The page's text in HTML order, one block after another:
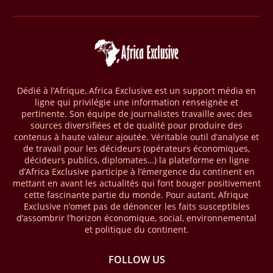
vise à améliorer la gestion forestière, renforcer les chaînes de valeur
(RCA) et en République du Congo. Près de 8 millions d’hectares
seront placés sous gestion durable.
Selon le rapport publié par l’Association mondiale des opérateurs de
téléphonie mobile (GSMA), près de 1432 milliards USD ont transité
par les comptes de mobile money en Afrique au cours de l'année
2025, en hausse d'environ 27 % par rapport à 2024. Le rapport intitulé
« The State of the Industry Report on Mobile Money 2026 » précise
que le continent a capté environ 66 % de la valeur des transactions de
mobile money réalisées à l’échelle mondiale, qui s’est établie à 2091
milliards USD (+23 % par rapport à 2024). L’Afrique a également
enregistré environ 74 % du nombre de transactions de Mobile money
répertoriées l’an passé dans le monde, avec environ 92 milliards de
transactions (+16 % par rapport à 2024) sur un total de 125 milliards
AFRIQUE - ECONOMIE CREATIVE
Dédié à l’Afrique, Africa Exclusive est un support média en
ligne qui privilégie une information renseignée et
pertinente. Son équipe de journalistes travaille avec des
sources diversifiées et de qualité pour produire des
contenus à haute valeur ajoutée. Véritable outil d’analyse et
de travail pour les décideurs (opérateurs économiques,
décideurs publics, diplomates…) la plateforme en ligne
d’Africa Exclusive participe à l’émergence du continent en
mettant en avant les actualités qui font bouger positivement
cette fascinante partie du monde. Pour autant, Afrique
Exclusive n’omet pas de dénoncer les faits susceptibles
d’assombrir l’horizon économique, social, environnemental
et politique du continent.
FOLLOW US